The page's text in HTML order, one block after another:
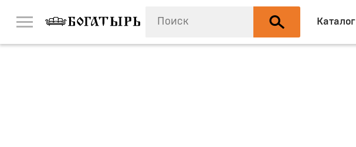
Каталог